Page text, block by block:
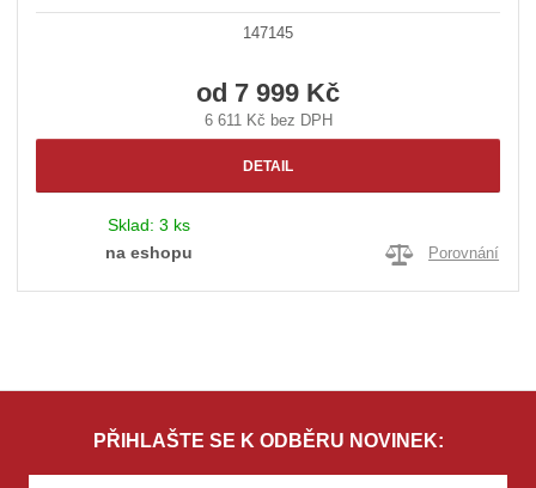
147145
od 7 999 Kč
6 611 Kč bez DPH
DETAIL
Sklad: 3 ks
na eshopu
Porovnání
PŘIHLAŠTE SE K ODBĚRU NOVINEK: